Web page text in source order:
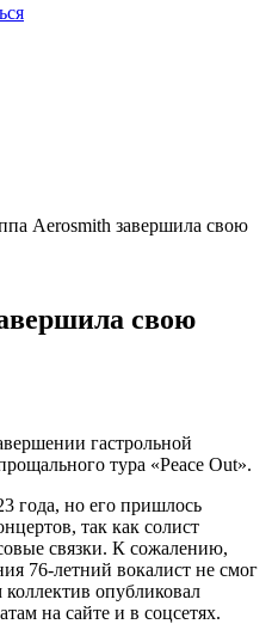
Aerosmith завершила свою
свою
гастрольной
тура «Peace Out».
года, но его пришлось
так как солист
связки. К сожалению,
76-летний вокалист не смог
коллектив опубликовал
на сайте и в соцсетях.